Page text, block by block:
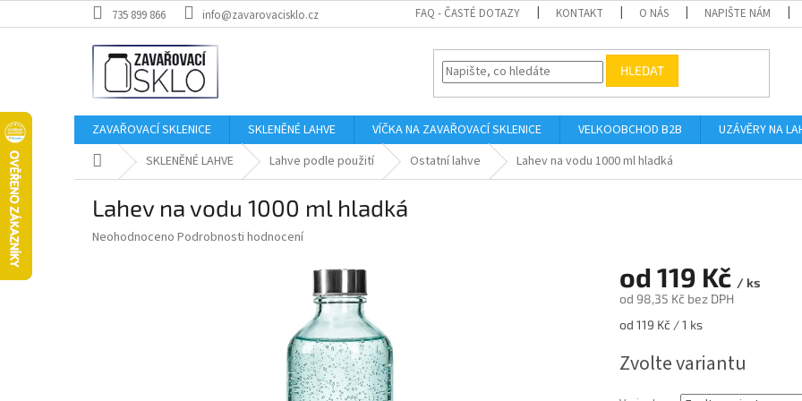
na
735 899 866 info@zavarovacisklo.cz FAQ - ČASTÉ DOTAZY KONTAKT O NÁS NAPIŠTE NÁM
HLEDAT
ZAVAŘOVACÍ SKLENICE SKLENĚNÉ LAHVE VÍČKA NA ZAVAŘOVACÍ SKLENICE VELKOOBCHOD B2B UZÁVĚRY NA
Domů SKLENĚNÉ LAHVE Lahve podle použití Ostatní lahve Lahev na vodu 1000 ml hladká
Lahev na vodu 1000 ml hladká
Průměrné
Neohodnoceno Podrobnosti hodnocení
od 119 Kč / ks
od 98,35 Kč bez DPH
Měrná
od 119 Kč / 1 ks
Zvolte variantu